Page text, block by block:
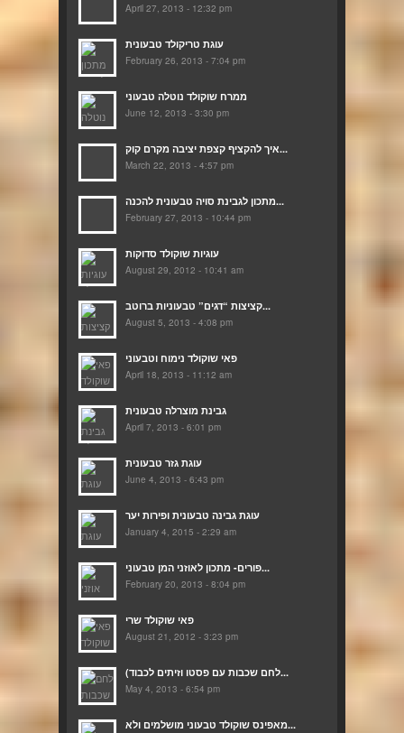
April 27, 2013 - 12:32 pm
עוגת טריקולד טבעונית
February 26, 2013 - 7:04 pm
ממרח שוקולד נוטלה טבעוני
June 12, 2013 - 3:30 pm
איך להקציף קצפת יציבה מקרם קוק...
March 22, 2013 - 4:57 pm
מתכון לגבינת סויה טבעונית להכנה...
February 27, 2013 - 10:44 pm
עוגיות שוקולד סדוקות
August 29, 2012 - 10:41 am
קציצות “דגים” טבעוניות ברוטב...
August 5, 2013 - 4:08 pm
פאי שוקולד נימוח וטבעוני
April 18, 2013 - 11:12 am
גבינת מוצרלה טבעונית
April 7, 2013 - 6:01 pm
עוגת גזר טבעונית
June 4, 2013 - 6:43 pm
עוגת גבינה טבעונית ופירות יער
January 4, 2015 - 2:29 am
פורים- מתכון לאוזני המן טבעוני...
February 20, 2013 - 8:04 pm
פאי שוקולד שרי
August 21, 2012 - 3:23 pm
(לחם שכבות עם פסטו וזיתים לכבוד...
May 4, 2013 - 6:54 pm
מאפינס שוקולד טבעוני מושלמים ולא...